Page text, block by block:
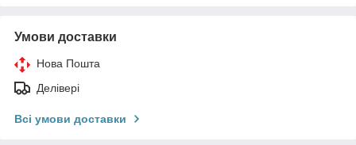
Умови доставки
Нова Пошта
Делівері
Всі умови доставки